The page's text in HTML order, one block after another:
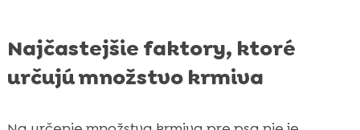
Najčastejšie faktory, ktoré
určujú množstvo krmiva